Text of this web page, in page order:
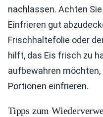
nachlassen. Achten
Einfrieren gut
Frischhaltefolie oder
hilft, das Eis frisch zu
aufbewahren möchten,
Portionen einfrieren.
Tipps zum